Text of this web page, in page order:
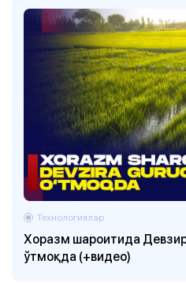
Хоразм шароитида
ўтмоқда (+видео)
Технологиялар